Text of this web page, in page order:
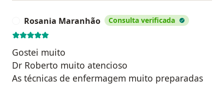
Rosania Maranhão Consulta verificada
Gostei muito
Dr Roberto muito atencioso
As técnicas de enfermagem muito preparadas